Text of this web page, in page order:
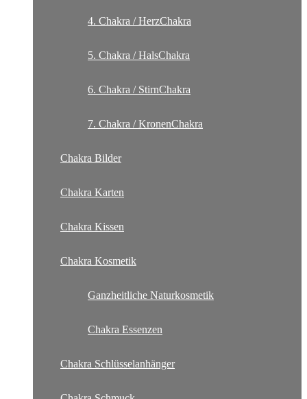
4. Chakra / HerzChakra
5. Chakra / HalsChakra
6. Chakra / StirnChakra
7. Chakra / KronenChakra
Chakra Bilder
Chakra Karten
Chakra Kissen
Chakra Kosmetik
Ganzheitliche Naturkosmetik
Chakra Essenzen
Chakra Schlüsselanhänger